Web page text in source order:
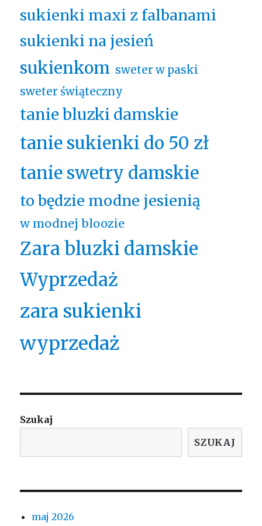
sukienki maxi z falbanami
sukienki na jesień
sukienkom sweter w paski
sweter świąteczny
tanie bluzki damskie
tanie sukienki do 50 zł
tanie swetry damskie
to będzie modne jesienią
w modnej bloozie
Zara bluzki damskie
Wyprzedaż
zara sukienki
wyprzedaż
Szukaj
SZUKAJ
maj 2026